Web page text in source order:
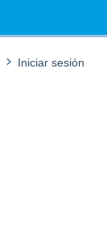
Iniciar sesión